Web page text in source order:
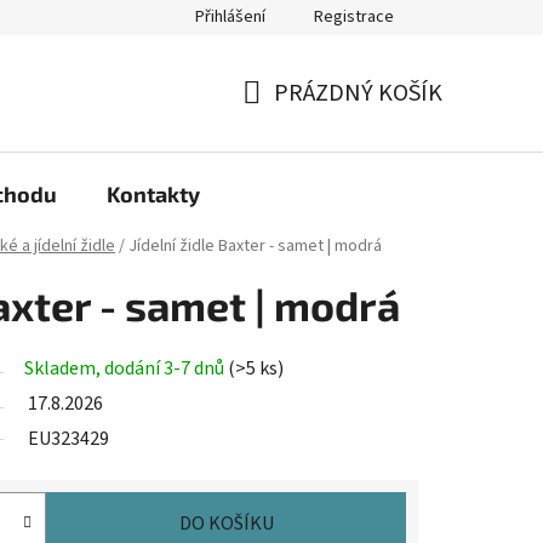
Podmínky ochrany osobních údajů
Přihlášení Registrace
PRÁZDNÝ KOŠÍK
Kontakty
a jídelní židle/ Jídelní židle Baxter - samet | modrá
- samet | modrá
Skladem, dodání 3-7 dnů (>5 ks)
17.8.2026
EU323429
DO KOŠÍKU